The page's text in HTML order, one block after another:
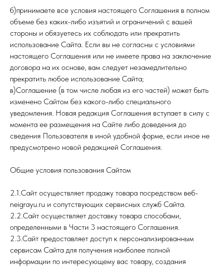
б)принимаете все условия настоящего Соглашения в полном
объеме без каких-либо изъятий и ограничений с вашей
стороны и обязуетесь их соблюдать или прекратить
использование Сайта. Если вы не согласны с условиями
настоящего Соглашения или не имеете права на заключение
договора на их основе, вам следует незамедлительно
прекратить любое использование Сайта;
в)Соглашение (в том числе любая из его частей) может быть
изменено Сайтом без какого-либо специального
уведомления. Новая редакция Соглашения вступает в силу с
момента ее размещения на Сайте либо доведения до
сведения Пользователя в иной удобной форме, если иное не
предусмотрено новой редакцией Соглашения.
Общие условия пользования Сайтом
2.1.Сайт осуществляет продажу товара посредством веб-
neigrayu.ru и сопутствующих сервисных служб Сайта.
2.2.Сайт осуществляет доставку товара способами,
определенными в Части 3 настоящего Соглашения.
2.3.Сайт предоставляет доступ к персонализированным
сервисам Сайта для получения наиболее полной
информации по интересующему вас товару, создания